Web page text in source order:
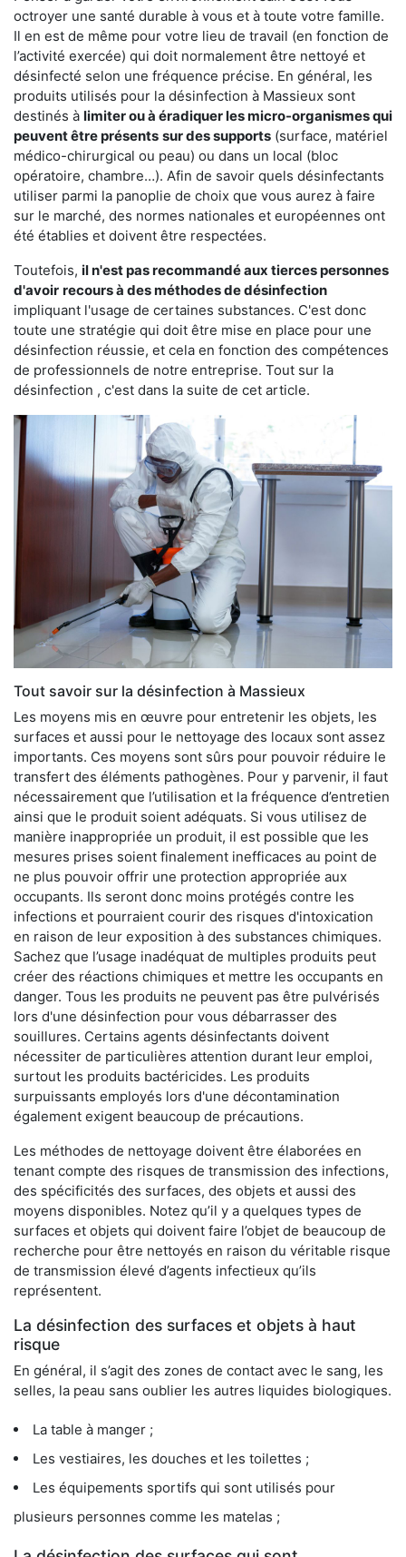
octroyer une santé durable à vous et à toute votre famille.
Il en est de même pour votre lieu de travail (en fonction de
l’activité exercée) qui doit normalement être nettoyé et
désinfecté selon une fréquence précise. En général, les
produits utilisés pour la désinfection à Massieux sont
destinés à limiter ou à éradiquer les micro-organismes qui
peuvent être présents sur des supports (surface, matériel
médico-chirurgical ou peau) ou dans un local (bloc
opératoire, chambre…). Afin de savoir quels désinfectants
utiliser parmi la panoplie de choix que vous aurez à faire
sur le marché, des normes nationales et européennes ont
été établies et doivent être respectées.
Toutefois, il n'est pas recommandé aux tierces personnes
d'avoir recours à des méthodes de désinfection
impliquant l'usage de certaines substances. C'est donc
toute une stratégie qui doit être mise en place pour une
désinfection réussie, et cela en fonction des compétences
de professionnels de notre entreprise. Tout sur la
désinfection , c'est dans la suite de cet article.
Tout savoir sur la désinfection à Massieux
Les moyens mis en œuvre pour entretenir les objets, les
surfaces et aussi pour le nettoyage des locaux sont assez
importants. Ces moyens sont sûrs pour pouvoir réduire le
transfert des éléments pathogènes. Pour y parvenir, il faut
nécessairement que l’utilisation et la fréquence d’entretien
ainsi que le produit soient adéquats. Si vous utilisez de
manière inappropriée un produit, il est possible que les
mesures prises soient finalement inefficaces au point de
ne plus pouvoir offrir une protection appropriée aux
occupants. Ils seront donc moins protégés contre les
infections et pourraient courir des risques d'intoxication
en raison de leur exposition à des substances chimiques.
Sachez que l’usage inadéquat de multiples produits peut
créer des réactions chimiques et mettre les occupants en
danger. Tous les produits ne peuvent pas être pulvérisés
lors d'une désinfection pour vous débarrasser des
souillures. Certains agents désinfectants doivent
nécessiter de particulières attention durant leur emploi,
surtout les produits bactéricides. Les produits
surpuissants employés lors d'une décontamination
également exigent beaucoup de précautions.
Les méthodes de nettoyage doivent être élaborées en
tenant compte des risques de transmission des infections,
des spécificités des surfaces, des objets et aussi des
moyens disponibles. Notez qu’il y a quelques types de
surfaces et objets qui doivent faire l’objet de beaucoup de
recherche pour être nettoyés en raison du véritable risque
de transmission élevé d’agents infectieux qu’ils
représentent.
La désinfection des surfaces et objets à haut
risque
En général, il s’agit des zones de contact avec le sang, les
selles, la peau sans oublier les autres liquides biologiques.
La table à manger ;
Les vestiaires, les douches et les toilettes ;
Les équipements sportifs qui sont utilisés pour
plusieurs personnes comme les matelas ;